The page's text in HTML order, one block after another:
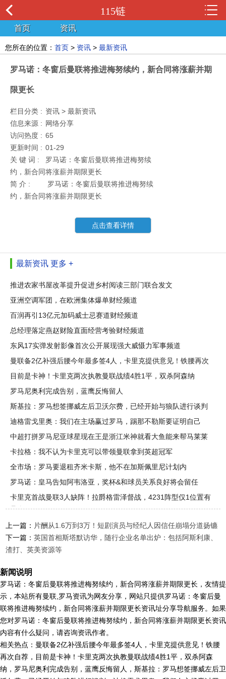
115链
首页 资讯
您所在的位置： 首页 > 资讯 > 最新资讯
罗马诺：冬窗后曼联将推进梅努续约，新合同将涨薪并期
限更长
栏目分类 : 资讯 > 最新资讯
信息来源 : 网络分享
访问热度 : 65
更新时间 : 01-29
关 键 词 :
罗马诺：冬窗后曼联将推进梅努续
约，新合同将涨薪并期限更长
简 介 :
罗马诺：冬窗后曼联将推进梅努续
约，新合同将涨薪并期限更长
点击查看详情
最新资讯 更多 +
推进农家书屋改革提升促进乡村阅读三部门联合发文
亚洲空调军团，在欧洲集体爆单财经频道
百润再引13亿元加码威士忌赛道财经频道
总经理落定燕赵财险直面经营考验财经频道
东风17实弹发射影像首次公开展现强大威慑力军事频道
曼联备2亿补强后腰今年最多签4人，卡里克提供意见！铁腰再次
自荐
目前是卡神！卡里克两次执教曼联战绩4胜1平，双杀阿森纳
罗马尼奥利完成告别，蓝鹰反悔留人
斯基拉：罗马想签挪威左后卫沃尔费，已经开始与狼队进行谈判
迪格雷戈里奥：我们在主场赢过罗马，踢那不勒斯要证明自己
中超打拼罗马尼亚球星现在王是浙江米神就看大鱼能来帮马莱莱
吗
卡拉格：我不认为卡里克可以带领曼联拿到英超冠军
全市场：罗马要退租齐米卡斯，他不在加斯佩里尼计划内
罗马诺：皇马告知阿韦洛亚，奖杯&和球员关系良好将会留任
卡里克首战曼联3人缺阵！拉爵格雷泽督战，4231阵型仅1位置有
悬念
上一篇： 片酬从1.6万到3万！短剧演员与经纪人因信任崩塌分道扬镳
下一篇：英国首相斯塔默访华，随行企业名单出炉：包括阿斯利康、
渣打、英美资源等
新闻说明
罗马诺：冬窗后曼联将推进梅努续约，新合同将涨薪并期限更长，友情提
示，本站所有曼联,罗马资讯为网友分享，网站只提供罗马诺：冬窗后曼
联将推进梅努续约，新合同将涨薪并期限更长资讯址分享导航服务。如果
您对罗马诺：冬窗后曼联将推进梅努续约，新合同将涨薪并期限更长资讯
内容有什么疑问，请咨询资讯作者。
相关热点：曼联备2亿补强后腰今年最多签4人，卡里克提供意见！铁腰
再次自荐，目前是卡神！卡里克两次执教曼联战绩4胜1平，双杀阿森
纳，罗马尼奥利完成告别，蓝鹰反悔留人，斯基拉：罗马想签挪威左后卫